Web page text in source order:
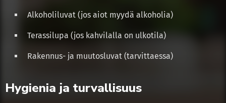
Alkoholiluvat (jos aiot myydä alkoholia)
Terassilupa (jos kahvilalla on ulkotila)
Rakennus- ja muutosluvat (tarvittaessa)
Hygienia ja turvallisuus